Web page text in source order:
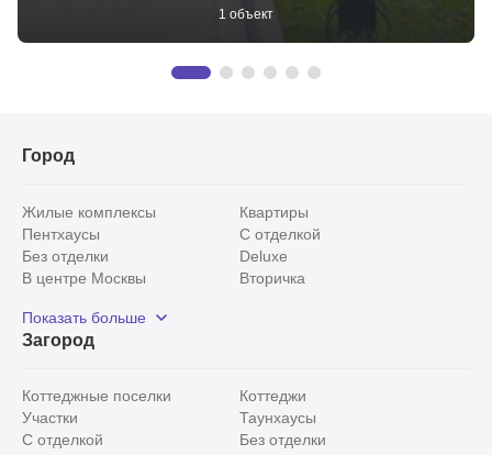
1 объект
Город
Жилые комплексы
Квартиры
Пентхаусы
С отделкой
Без отделки
Deluxe
В центре Москвы
Вторичка
Рядом с парком
С панорамными окнами
Показать больше
Загород
Коттеджные поселки
Коттеджи
Участки
Таунхаусы
С отделкой
Без отделки